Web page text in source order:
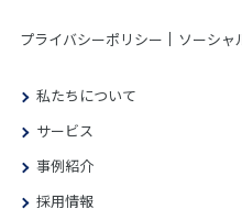
プライバシーポリシー ソーシャ
私たちについて
サービス
事例紹介
採用情報